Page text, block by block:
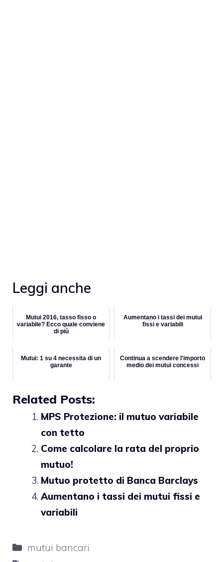
Leggi anche
Mutui 2016, tasso fisso o
variabile? Ecco quale conviene
di più
Aumentano i tassi dei mutui
fissi e variabili
Mutui: 1 su 4 necessita di un
garante
Continua a scendere l'importo
medio dei mutui concessi
Related Posts:
MPS Protezione: il mutuo variabile
con tetto
Come calcolare la rata del proprio
mutuo!
Mutuo protetto di Banca Barclays
Aumentano i tassi dei mutui fissi e
variabili
Categorie
mutui bancari